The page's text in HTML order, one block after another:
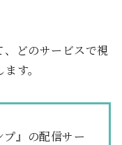
、どのサービスで視
す。
プ』の配信サー